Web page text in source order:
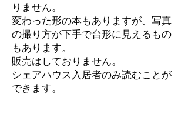
りません。
変わった形の本もありますが、写真
の撮り方が下手で台形に見えるもの
もあります。
​販売はしておりません。
シェアハウス入居者のみ読むことが
できます。